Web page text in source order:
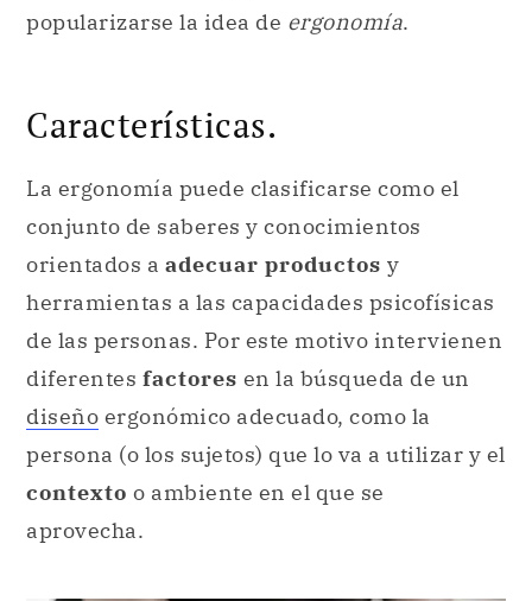
popularizarse la idea de ergonomía.
Características.
La ergonomía puede clasificarse como el
conjunto de saberes y conocimientos
orientados a adecuar productos y
herramientas a las capacidades psicofísicas
de las personas. Por este motivo intervienen
diferentes factores en la búsqueda de un
diseño ergonómico adecuado, como la
persona (o los sujetos) que lo va a utilizar y el
contexto o ambiente en el que se
aprovecha.